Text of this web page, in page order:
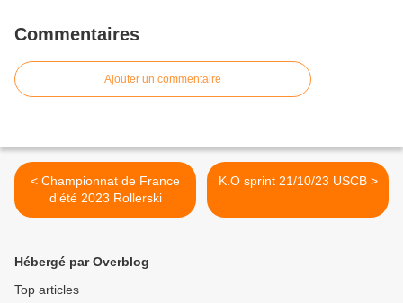
Commentaires
Ajouter un commentaire
< Championnat de France
d'été 2023 Rollerski
K.O sprint 21/10/23 USCB >
Hébergé par Overblog
Top articles